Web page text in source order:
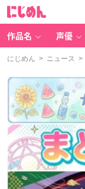
作品名 声優
にじめん > ニュース >